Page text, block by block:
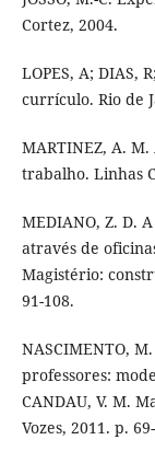
Cortez, 2004.
LOPES, A; DIAS,
currículo. Rio de
MARTINEZ, A.
trabalho. Linhas
MEDIANO, Z. D.
através de
Magistério:
91-108.
NASCIMENTO,
professores:
CANDAU, V. M.
Vozes, 2011. p.